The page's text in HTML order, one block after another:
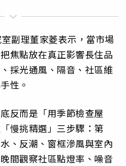
副理董家菱表示，當市場
焦點放在真正影響長住品
採光通風、隔音、社區維
性。
反而是「用季節檢查屋
慢挑精選」三步驟：第
、反潮、窗框滲風與室內
間觀察社區點燈率、噪音